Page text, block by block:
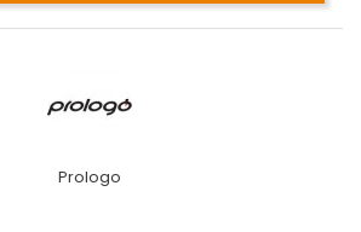
Prologo